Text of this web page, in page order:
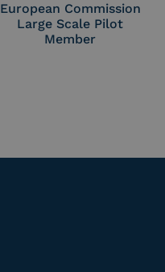
European Commission
Large Scale Pilot
Member